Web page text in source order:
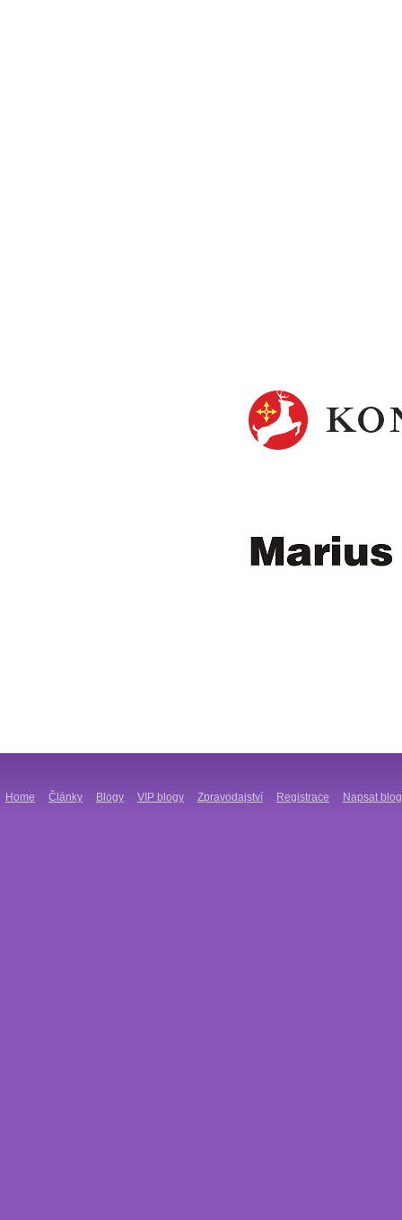
Home Články Blogy VIP blogy Zpravodajství Registrace Napsat blog